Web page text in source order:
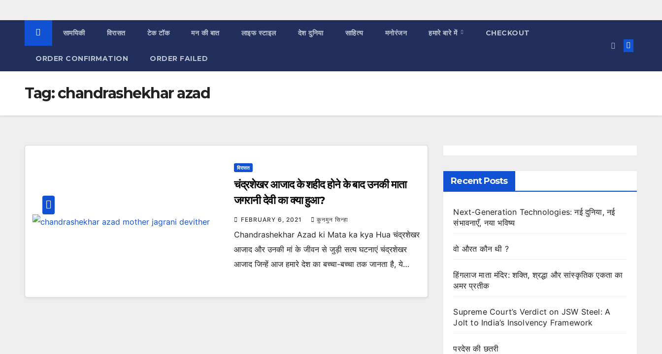
सामयिकी विरासत टेक टॉक मन की बात लाइफ स्टाइल देश दुनिया साहित्य मनोरंजन हमारे बारे में CHECKOUT
ORDER CONFIRMATION ORDER FAILED
Tag:chandrashekhar azad
विरासत
चंद्रशेखर आजाद के शहीद होने के बाद उनकी माता
जगरानी देवी का क्या हुआ?
FEBRUARY 6, 2021 कुनमुन सिन्हा
Chandrashekhar Azad ki Mata ka kya Hua चंद्रशेखर
आजाद और उनकी मां के जीवन से जुड़ी सत्य घटनाएं चंद्रशेखर
आजाद जिन्हें आज हमारे देश का बच्चा-बच्चा तक जानता है, ये…
Recent Posts
Next-Generation Technologies: नई दुनिया, नई
संभावनाएँ, नया भविष्य
वो औरत कौन थी ?
हिंगलाज माता मंदिर: शक्ति, श्रद्धा और सांस्कृतिक एकता का
अमर प्रतीक
Supreme Court’s Verdict on JSW Steel: A
Jolt to India’s Insolvency Framework
परदेस की छतरी